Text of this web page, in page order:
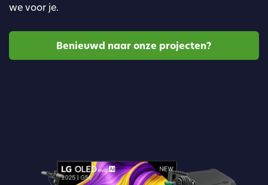
we voor je.
Benieuwd naar onze projecten?